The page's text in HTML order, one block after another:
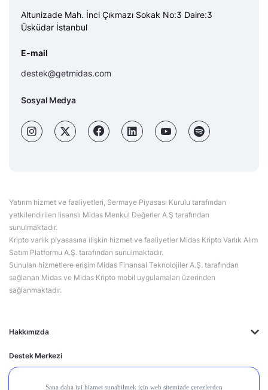
Hakkımızda
Destek Merkezi
Altunizade Mah. İnci Çıkmazı Sokak No:3 Daire:3
Üsküdar İstanbul
E-mail
destek@getmidas.com
Sosyal Medya
Yatırım hizmet ve faaliyetleri, Sermaye Piyasası Kurulu tarafından
yetkilendirilen lisanslı Midas Menkul Değerler A.Ş tarafından
sunulmaktadır.
Kripto varlık piyasasına ilişkin hizmet ve faaliyetler Midas Kripto Varlık Alım
Satım Platformu A.Ş. tarafından sunulmaktadır.
Sunulan hizmetlere erişim Midas Finansal Teknolojiler A.Ş. tarafından
sağlanan Midas ve Midas Kripto mobil uygulamaları üzerinden
sağlanmaktadır.